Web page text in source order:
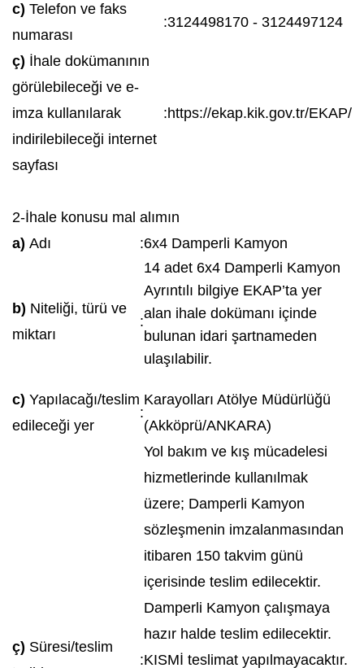
c) Telefon ve faks
numarası
:3124498170 - 3124497124
ç) İhale dokümanının
görülebileceği ve e-
imza kullanılarak
indirilebileceği internet
sayfası
:https://ekap.kik.gov.tr/EKAP/
2-İhale konusu mal alımın
a) Adı :6x4 Damperli Kamyon
b) Niteliği, türü ve
miktarı
:
14 adet 6x4 Damperli Kamyon
Ayrıntılı bilgiye EKAP’ta yer
alan ihale dokümanı içinde
bulunan idari şartnameden
ulaşılabilir.
c) Yapılacağı/teslim
edileceği yer
:
Karayolları Atölye Müdürlüğü
(Akköprü/ANKARA)
ç) Süresi/teslim
:
Yol bakım ve kış mücadelesi
hizmetlerinde kullanılmak
üzere; Damperli Kamyon
sözleşmenin imzalanmasından
itibaren 150 takvim günü
içerisinde teslim edilecektir.
Damperli Kamyon çalışmaya
hazır halde teslim edilecektir.
KISMİ teslimat yapılmayacaktır.